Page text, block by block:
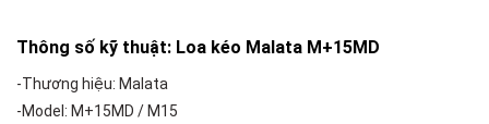
Thông số kỹ thuật: Loa kéo Malata M+15MD
-Thương hiệu: Malata
-Model: M+15MD / M15